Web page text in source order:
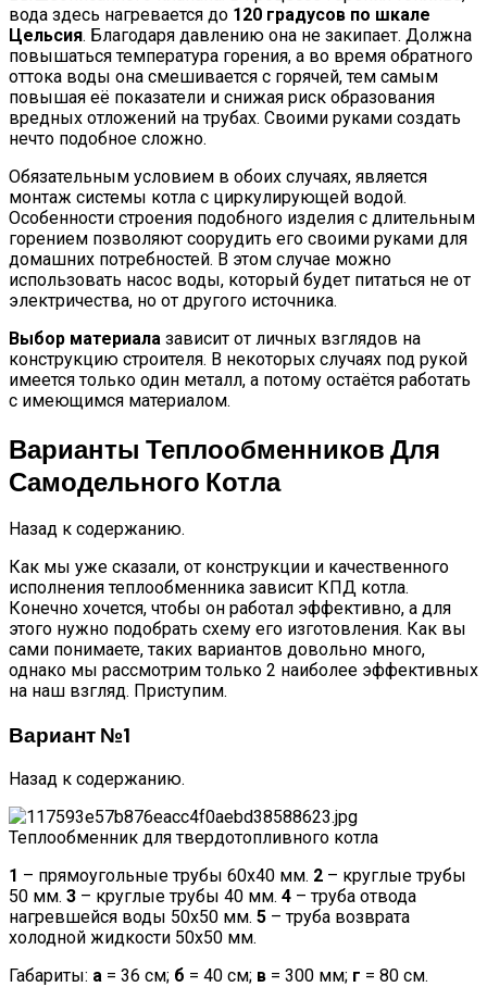
вода здесь нагревается до 120 градусов по шкале
Цельсия. Благодаря давлению она не закипает. Должна
повышаться температура горения, а во время обратного
оттока воды она смешивается с горячей, тем самым
повышая её показатели и снижая риск образования
вредных отложений на трубах. Своими руками создать
нечто подобное сложно.
Обязательным условием в обоих случаях, является
монтаж системы котла с циркулирующей водой.
Особенности строения подобного изделия с длительным
горением позволяют соорудить его своими руками для
домашних потребностей. В этом случае можно
использовать насос воды, который будет питаться не от
электричества, но от другого источника.
Выбор материала зависит от личных взглядов на
конструкцию строителя. В некоторых случаях под рукой
имеется только один металл, а потому остаётся работать
с имеющимся материалом.
Варианты Теплообменников Для
Самодельного Котла
Назад к содержанию.
Как мы уже сказали, от конструкции и качественного
исполнения теплообменника зависит КПД котла.
Конечно хочется, чтобы он работал эффективно, а для
этого нужно подобрать схему его изготовления. Как вы
сами понимаете, таких вариантов довольно много,
однако мы рассмотрим только 2 наиболее эффективных
на наш взгляд. Приступим.
Вариант №1
Назад к содержанию.
Теплообменник для твердотопливного котла
1 – прямоугольные трубы 60х40 мм. 2 – круглые трубы
50 мм. 3 – круглые трубы 40 мм. 4 – труба отвода
нагревшейся воды 50х50 мм. 5 – труба возврата
холодной жидкости 50х50 мм.
Габариты: а = 36 см; б = 40 см; в = 300 мм; г = 80 см.